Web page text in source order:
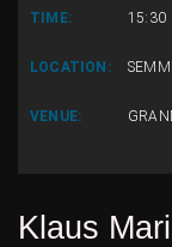
TIME: 15:30
LOCATION:
VENUE:
Klaus